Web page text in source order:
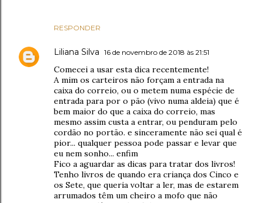
RESPONDER
Liliana Silva 16 de novembro de 2018 às 21:51
Comecei a usar esta dica recentemente!
A mim os carteiros não forçam a entrada na
caixa do correio, ou o metem numa espécie de
entrada para por o pão (vivo numa aldeia) que é
bem maior do que a caixa do correio, mas
mesmo assim custa a entrar, ou penduram pelo
cordão no portão. e sinceramente não sei qual é
pior... qualquer pessoa pode passar e levar que
eu nem sonho... enfim
Fico a aguardar as dicas para tratar dos livros!
Tenho livros de quando era criança dos Cinco e
os Sete, que queria voltar a ler, mas de estarem
arrumados têm um cheiro a mofo que não